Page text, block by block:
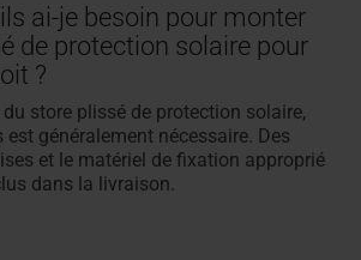
ai-je besoin pour monter
de protection solaire pour
?
store plissé de protection solaire,
généralement nécessaire. Des
et le matériel de fixation approprié
dans la livraison.